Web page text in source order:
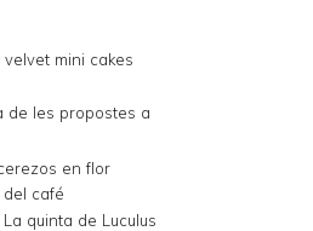
de les propostes a
en flor
del café
La quinta de Luculus